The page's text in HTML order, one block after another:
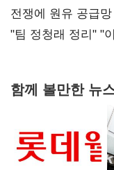
때리기
전쟁에 원유 공급
핵심으로 재부상
"팀 정청래 정리" "
함께 볼만한 뉴